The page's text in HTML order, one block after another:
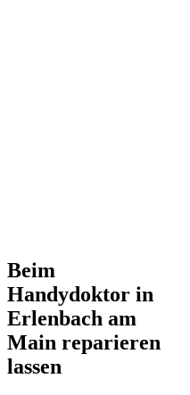
Beim
Handydoktor in
Erlenbach am
Main reparieren
lassen